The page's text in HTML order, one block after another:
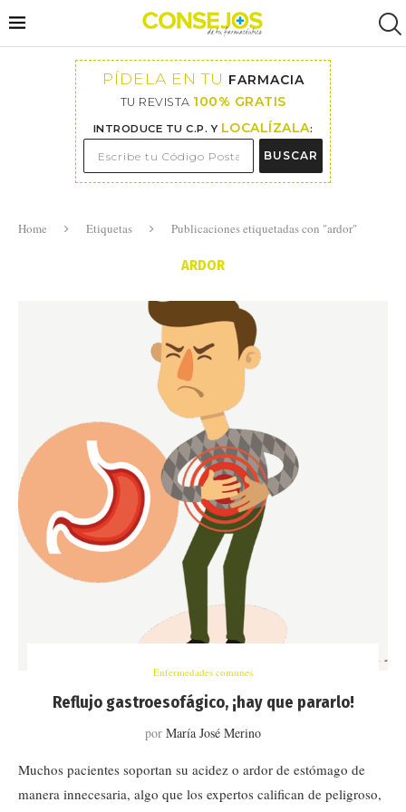
PÍDELA EN TU FARMACIA
TU REVISTA 100% GRATIS
INTRODUCE TU C.P. Y LOCALÍZALA:
BUSCAR
Home Etiquetas Publicaciones etiquetadas con "ardor"
ARDOR
Enfermedades comunes
Reflujo gastroesofágico, ¡hay que pararlo!
por María José Merino
Muchos pacientes soportan su acidez o ardor de estómago de
manera innecesaria, algo que los expertos califican de peligroso,